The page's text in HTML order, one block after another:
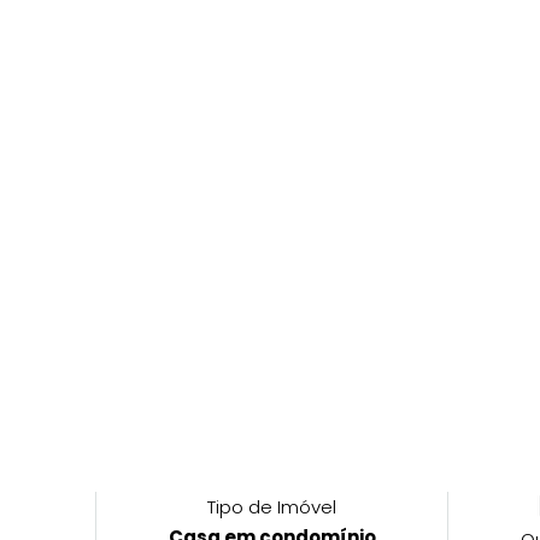
Tipo de Imóvel